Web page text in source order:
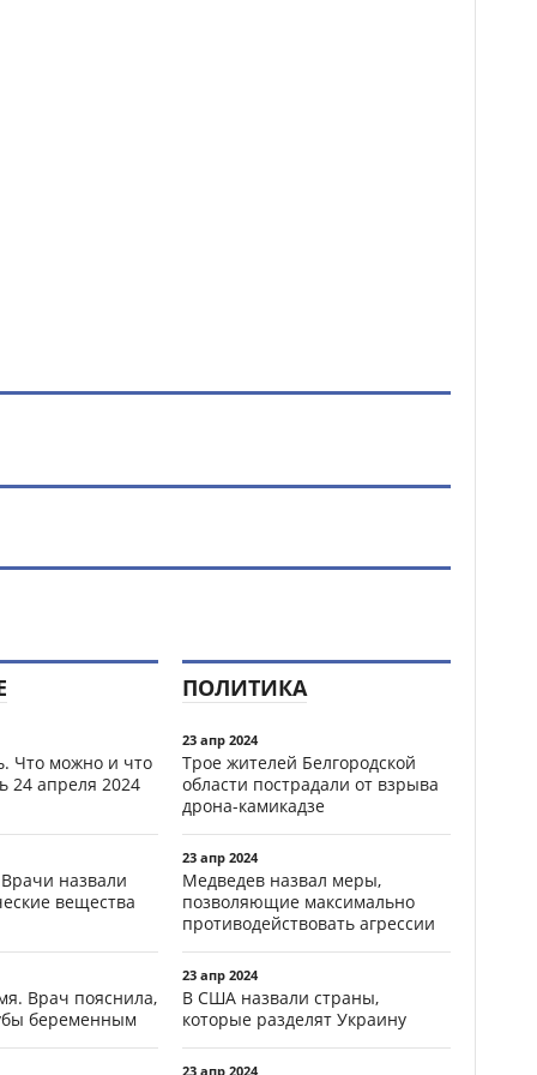
Что можно и что
24 апреля 2024
назвали
вещества
Врач пояснила,
беременным
ПОЛИТИКА
23 апр 2024
Трое жителей Белгородской
области пострадали от взрыва
дрона-камикадзе
23 апр 2024
Медведев назвал меры,
позволяющие максимально
противодействовать агрессии
23 апр 2024
В США назвали страны,
которые разделят Украину
23 апр 2024